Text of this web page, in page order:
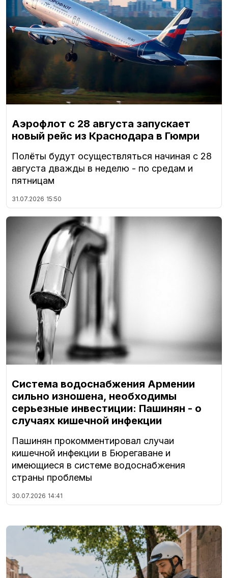
Аэрофлот с 28 августа запускает
новый рейс из Краснодара в Гюмри
Полёты будут осуществляться начиная с 28
августа дважды в неделю - по средам и
пятницам
31.07.2026 15:50
Система водоснабжения Армении
сильно изношена, необходимы
серьезные инвестиции: Пашинян - о
случаях кишечной инфекции
Пашинян прокомментировал случаи
кишечной инфекции в Бюрегаване и
имеющиеся в системе водоснабжения
страны проблемы
30.07.2026 14:41